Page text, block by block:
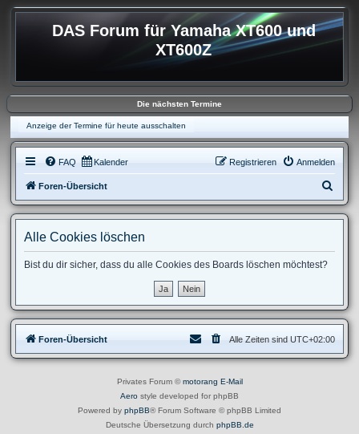
DAS Forum für Yamaha XT600 und
XT600Z
Die nächsten Termine
Anzeige der Termine für heute ausschalten
FAQ Kalender Anmelden
Registrieren
Foren-Übersicht
u
Alle Cookies löschen
Bist du dir sicher, dass du alle Cookies des Boards löschen möchtest?
Foren-Übersicht Alle Zeiten sind UTC+02:00
Privates Forum ©motorang E-Mail
Aero style developed for phpBB
Powered by phpBB® Forum Software © phpBB Limited
Deutsche Übersetzung durch phpBB.de